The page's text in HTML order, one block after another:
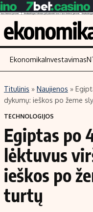
Turinys
Naujienos
Aplinka
Verslas
Energetika
Ekonomika
Politika
NT ir statybos
EkonomikaInvestavimas
Titulinis » Naujienos »
dykumų: ieškos po žeme
TECHNOLOGIJOS
Egiptas po
lėktuvus
ieškos po
turtų